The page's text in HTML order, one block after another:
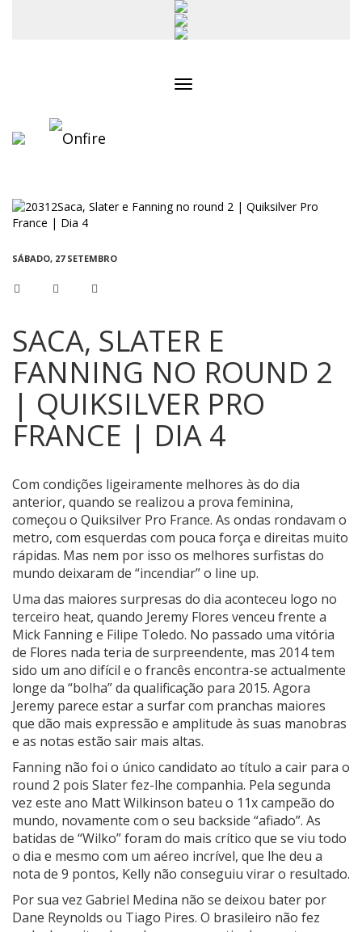
SÁBADO, 27 SETEMBRO
SACA, SLATER E
FANNING NO ROUND 2
| QUIKSILVER PRO
FRANCE | DIA 4
Com condições ligeiramente melhores às do dia
anterior, quando se realizou a prova feminina,
começou o Quiksilver Pro France. As ondas rondavam o
metro, com esquerdas com pouca força e direitas muito
rápidas. Mas nem por isso os melhores surfistas do
mundo deixaram de “incendiar” o line up.
Uma das maiores surpresas do dia aconteceu logo no
terceiro heat, quando Jeremy Flores venceu frente a
Mick Fanning e Filipe Toledo. No passado uma vitória
de Flores nada teria de surpreendente, mas 2014 tem
sido um ano difícil e o francês encontra-se actualmente
longe da “bolha” da qualificação para 2015. Agora
Jeremy parece estar a surfar com pranchas maiores
que dão mais expressão e amplitude às suas manobras
e as notas estão sair mais altas.
Fanning não foi o único candidato ao título a cair para o
round 2 pois Slater fez-lhe companhia. Pela segunda
vez este ano Matt Wilkinson bateu o 11x campeão do
mundo, novamente com o seu backside “afiado”. As
batidas de “Wilko” foram do mais crítico que se viu todo
o dia e mesmo com um aéreo incrível, que lhe deu a
nota de 9 pontos, Kelly não conseguiu virar o resultado.
Por sua vez Gabriel Medina não se deixou bater por
Dane Reynolds ou Tiago Pires. O brasileiro não fez